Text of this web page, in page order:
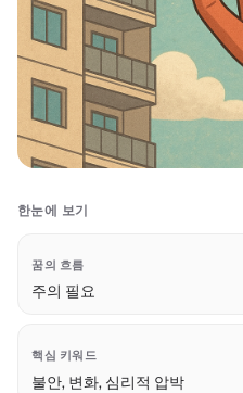
한눈에 보기
꿈의 흐름
주의 필요
핵심 키워드
불안, 변화, 심리적 압박